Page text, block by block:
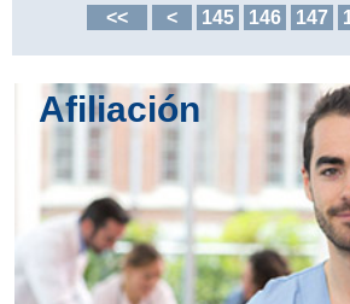
<< < 145 146 147
Afiliación